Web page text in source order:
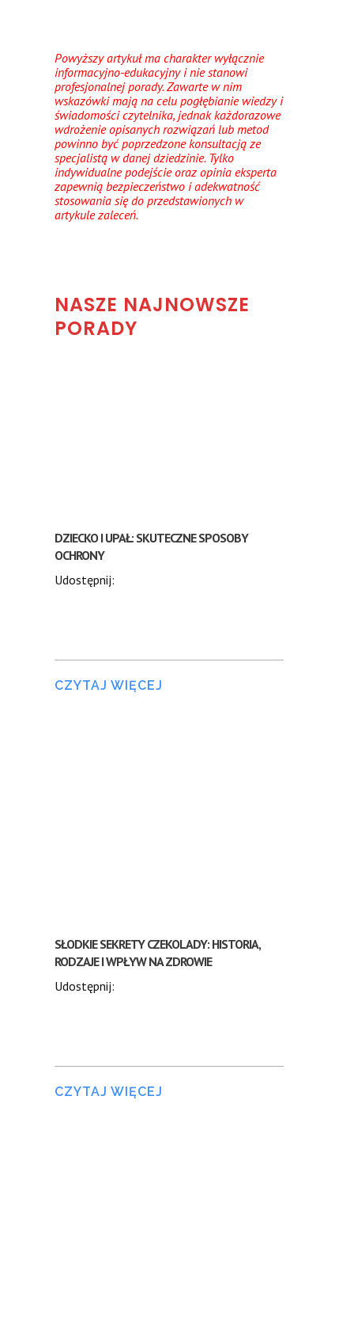
Powyższy artykuł ma charakter wyłącznie
informacyjno-edukacyjny i nie stanowi
profesjonalnej porady. Zawarte w nim
wskazówki mają na celu pogłębianie wiedzy i
świadomości czytelnika, jednak każdorazowe
wdrożenie opisanych rozwiązań lub metod
powinno być poprzedzone konsultacją ze
specjalistą w danej dziedzinie. Tylko
indywidualne podejście oraz opinia eksperta
zapewnią bezpieczeństwo i adekwatność
stosowania się do przedstawionych w
artykule zaleceń.
NASZE NAJNOWSZE
PORADY
DZIECKO I UPAŁ: SKUTECZNE SPOSOBY
OCHRONY
Udostępnij:
CZYTAJ WIĘCEJ
SŁODKIE SEKRETY CZEKOLADY: HISTORIA,
RODZAJE I WPŁYW NA ZDROWIE
Udostępnij:
CZYTAJ WIĘCEJ